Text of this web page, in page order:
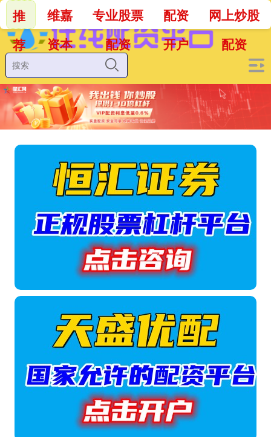
推
荐
维嘉
资本
专业股票
配资
配资
开户
网上炒股
配资